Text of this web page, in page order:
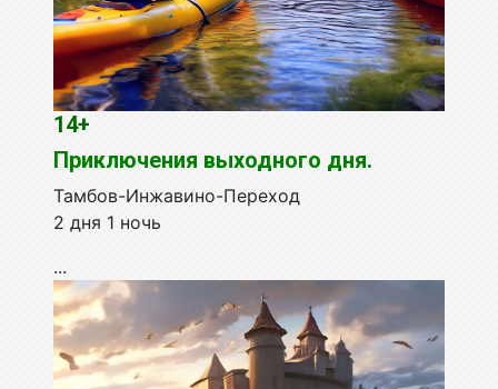
14+
Приключения выходного дня.
Тамбов-Инжавино-Переход
2 дня 1 ночь
...